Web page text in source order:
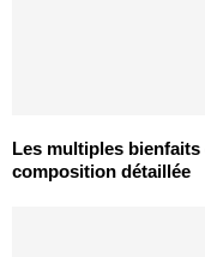
Les multiples
composition détaillée